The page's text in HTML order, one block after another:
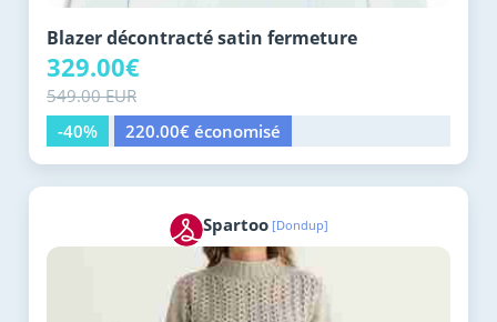
Blazer décontracté satin fermeture
329.00€
549.00 EUR
-40%
220.00€ économisé
Spartoo [Dondup]